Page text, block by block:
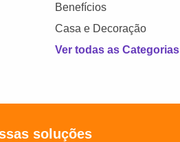
Benefícios
Casa e Decoração
Ver todas as Categorias
soluções